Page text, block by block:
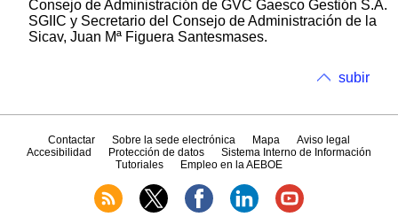
Consejo de Administración de GVC Gaesco Gestión S.A.
SGIIC y Secretario del Consejo de Administración de la
Sicav, Juan Mª Figuera Santesmases.
subir
Contactar Sobre la sede electrónica Mapa
Aviso legal
Accesibilidad
Protección de datos
Sistema Interno de Información
Tutoriales
Empleo en la AEBOE